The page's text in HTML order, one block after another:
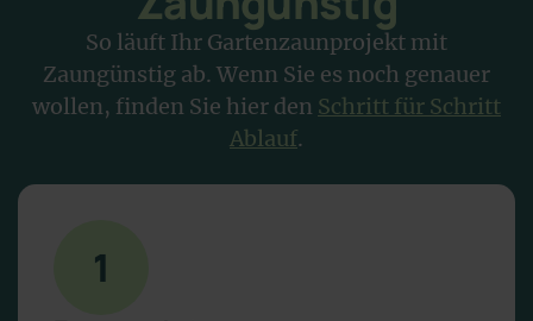
So läuft Ihr Gartenzaunprojekt mit
Zaungünstig ab. Wenn Sie es noch genauer
wollen, finden Sie hier den Schritt für Schritt
Ablauf.
1